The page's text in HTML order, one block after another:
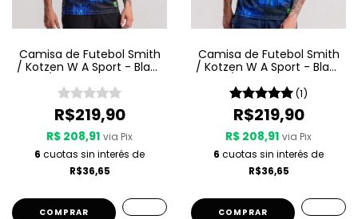
Camisa de Futebol Smith
/ Kotzen W A Sport - Black
R$219,90
R$ 208,91 via Pix
6 cuotas sin interés de
R$36,65
COMPRAR
Camisa de Futebol Smith
/ Kotzen W A Sport - Black
(1)
R$219,90
R$ 208,91 via Pix
6 cuotas sin interés de
R$36,65
COMPRAR